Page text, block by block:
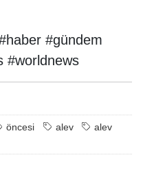
#gündem
#worldnews
öncesi alev
alev